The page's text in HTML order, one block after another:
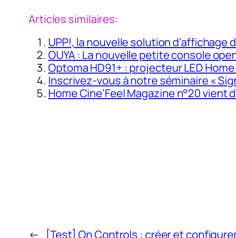
Articles similaires:
UPP!, la nouvelle solution d’affichage
OUYA : La nouvelle petite console
Optoma HD91+ : projecteur LED
Inscrivez-vous à notre séminaire «
Home Cine’Feel Magazine n°20 vient
← [Test] On Controls : créer et